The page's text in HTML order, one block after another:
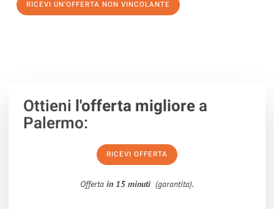
RICEVI UN'OFFERTA NON VINCOLANTE
Ottieni l'offerta migliorea
Palermo:
RICEVI OFFERTA
Offerta in 15 minuti (garantita).